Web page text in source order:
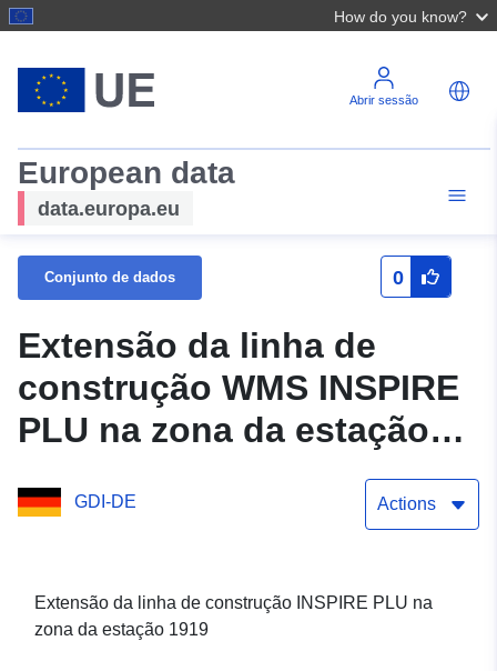
How do you know?
Abrir sessão
European data
data.europa.eu
Conjunto de dados 0
Extensão da linha de
construção WMS INSPIRE
PLU na zona da estação
GDI-DE Actions
Extensão da linha de construção INSPIRE PLU na
zona da estação 1919